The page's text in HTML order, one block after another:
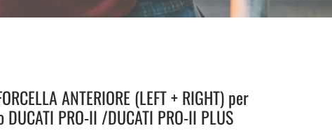
ANTERIORE (LEFT + RIGHT) per
PRO-II /DUCATI PRO-II PLUS